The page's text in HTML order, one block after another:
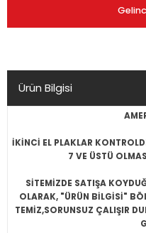
Ürün Bilgisi
İKİNCİ EL PLAKLAR
7 VE ÜSTÜ
SİTEMİZDE SATIŞA
OLARAK, "ÜRÜN BİLGİSİ"
TEMİZ,SORUNSUZ ÇALIŞIR